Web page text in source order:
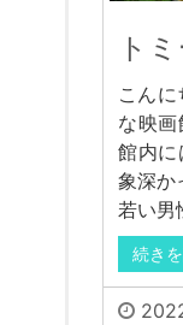
ト
こん
な映
館内
象深か
若い男
続き